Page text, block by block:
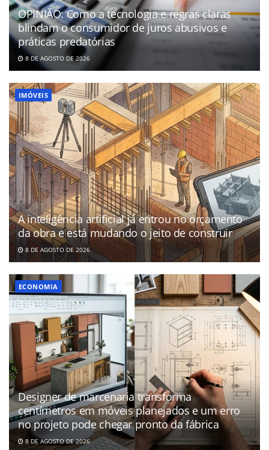
OPINIÃO: Como a tecnologia e regras claras
blindam o consumidor de juros abusivos e
práticas predatórias
8 DE AGOSTO DE 2026
IMÓVEIS
A inteligência artificial já entrou no orçamento
da obra e está mudando o jeito de construir
8 DE AGOSTO DE 2026
ECONOMIA
Designer de marcenaria transforma
centímetros em móveis planejados e um erro
no projeto pode chegar pronto da fábrica
8 DE AGOSTO DE 2026